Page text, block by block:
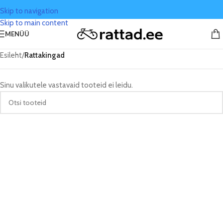
Skip to navigation
Skip to main content
MENÜÜ
Esileht/Rattakingad
Sinu valikutele vastavaid tooteid ei leidu.